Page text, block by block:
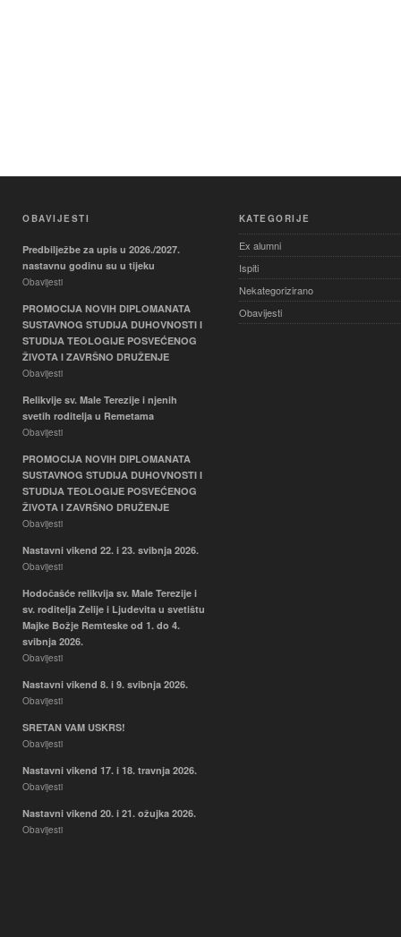
OBAVIJESTI
Predbilježbe za upis u 2026./2027.
nastavnu godinu su u tijeku
Obavijesti
PROMOCIJA NOVIH DIPLOMANATA
SUSTAVNOG STUDIJA DUHOVNOSTI I
STUDIJA TEOLOGIJE POSVEĆENOG
ŽIVOTA I ZAVRŠNO DRUŽENJE
Obavijesti
Relikvije sv. Male Terezije i njenih
svetih roditelja u Remetama
Obavijesti
PROMOCIJA NOVIH DIPLOMANATA
SUSTAVNOG STUDIJA DUHOVNOSTI I
STUDIJA TEOLOGIJE POSVEĆENOG
ŽIVOTA I ZAVRŠNO DRUŽENJE
Obavijesti
Nastavni vikend 22. i 23. svibnja 2026.
Obavijesti
Hodočašće relikvija sv. Male Terezije i
sv. roditelja Zelije i Ljudevita u svetištu
Majke Božje Remteske od 1. do 4.
svibnja 2026.
Obavijesti
Nastavni vikend 8. i 9. svibnja 2026.
Obavijesti
SRETAN VAM USKRS!
Obavijesti
Nastavni vikend 17. i 18. travnja 2026.
Obavijesti
Nastavni vikend 20. i 21. ožujka 2026.
Obavijesti
KATEGORIJE
Ex alumni
Ispiti
Nekategorizirano
Obavijesti